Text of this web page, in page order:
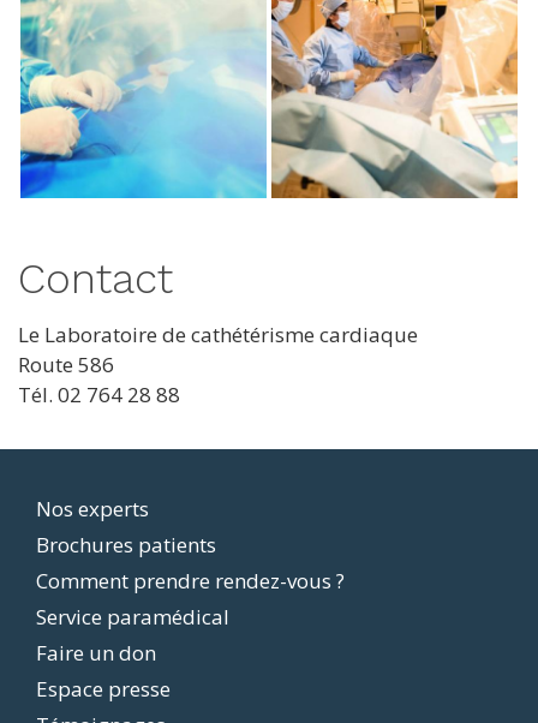
Contact
Le Laboratoire de cathétérisme cardiaque
Route 586
Tél. 02 764 28 88
Footer
menu
Nos experts
Brochures patients
Comment prendre rendez-vous ?
Service paramédical
Faire un don
Espace presse